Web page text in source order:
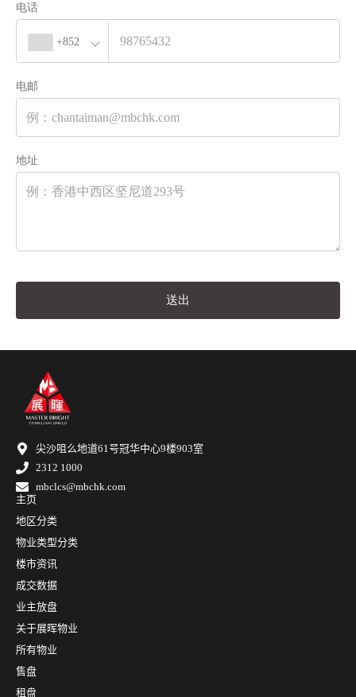
电话
+852
电邮
地址
尖沙咀么地道61号冠华中心9楼903室
2312 1000
mbclcs@mbchk.com
主页
地区分类
物业类型分类
楼市资讯
成交数据
业主放盘
关于展晖物业
所有物业
售盘
租盘